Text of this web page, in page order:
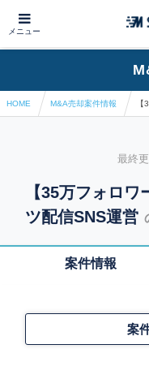
メニュー
HOME M&A売却案件情報
最終
【35万フォロ
ツ配信SNS運営
案件情報
案